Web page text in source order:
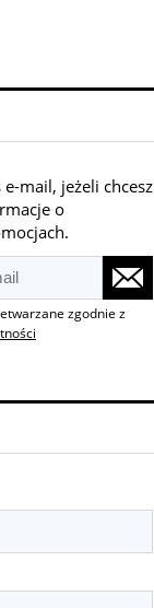
mail, jeżeli chcesz
o
zgodnie z